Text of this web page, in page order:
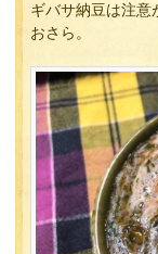
ギバサ納豆は注意
おさら。